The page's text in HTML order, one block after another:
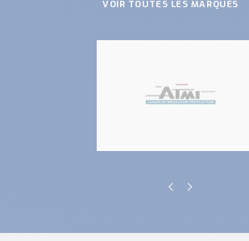
VOIR TOUTES LES MARQUES